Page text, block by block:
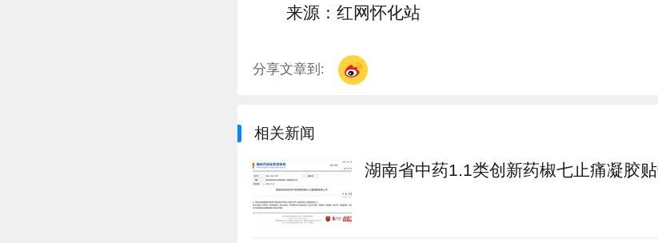
来源：红网怀化站
分享文章到:
相关新闻
湖南省中药1.1类创新药椒七止痛凝胶